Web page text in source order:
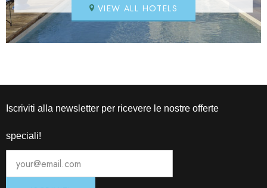
VIEW ALL HOTELS
Iscriviti alla newsletter per ricevere le nostre offerte
speciali!